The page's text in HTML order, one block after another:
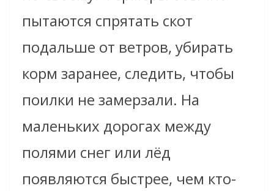
пытаются спрятать скот
подальше от ветров, убирать
корм заранее, следить, чтобы
поилки не замерзали. На
маленьких дорогах между
полями снег или лёд
появляются быстрее, чем кто-